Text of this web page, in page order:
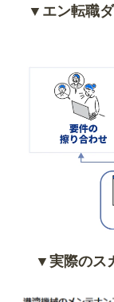
▼エン転職
▼実際のス